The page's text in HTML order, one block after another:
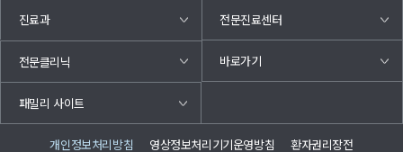
진료과 전문진료센터
전문클리닉 바로가기
패밀리 사이트
개인정보처리방침 영상정보처리기기운영방침 환자권리장전